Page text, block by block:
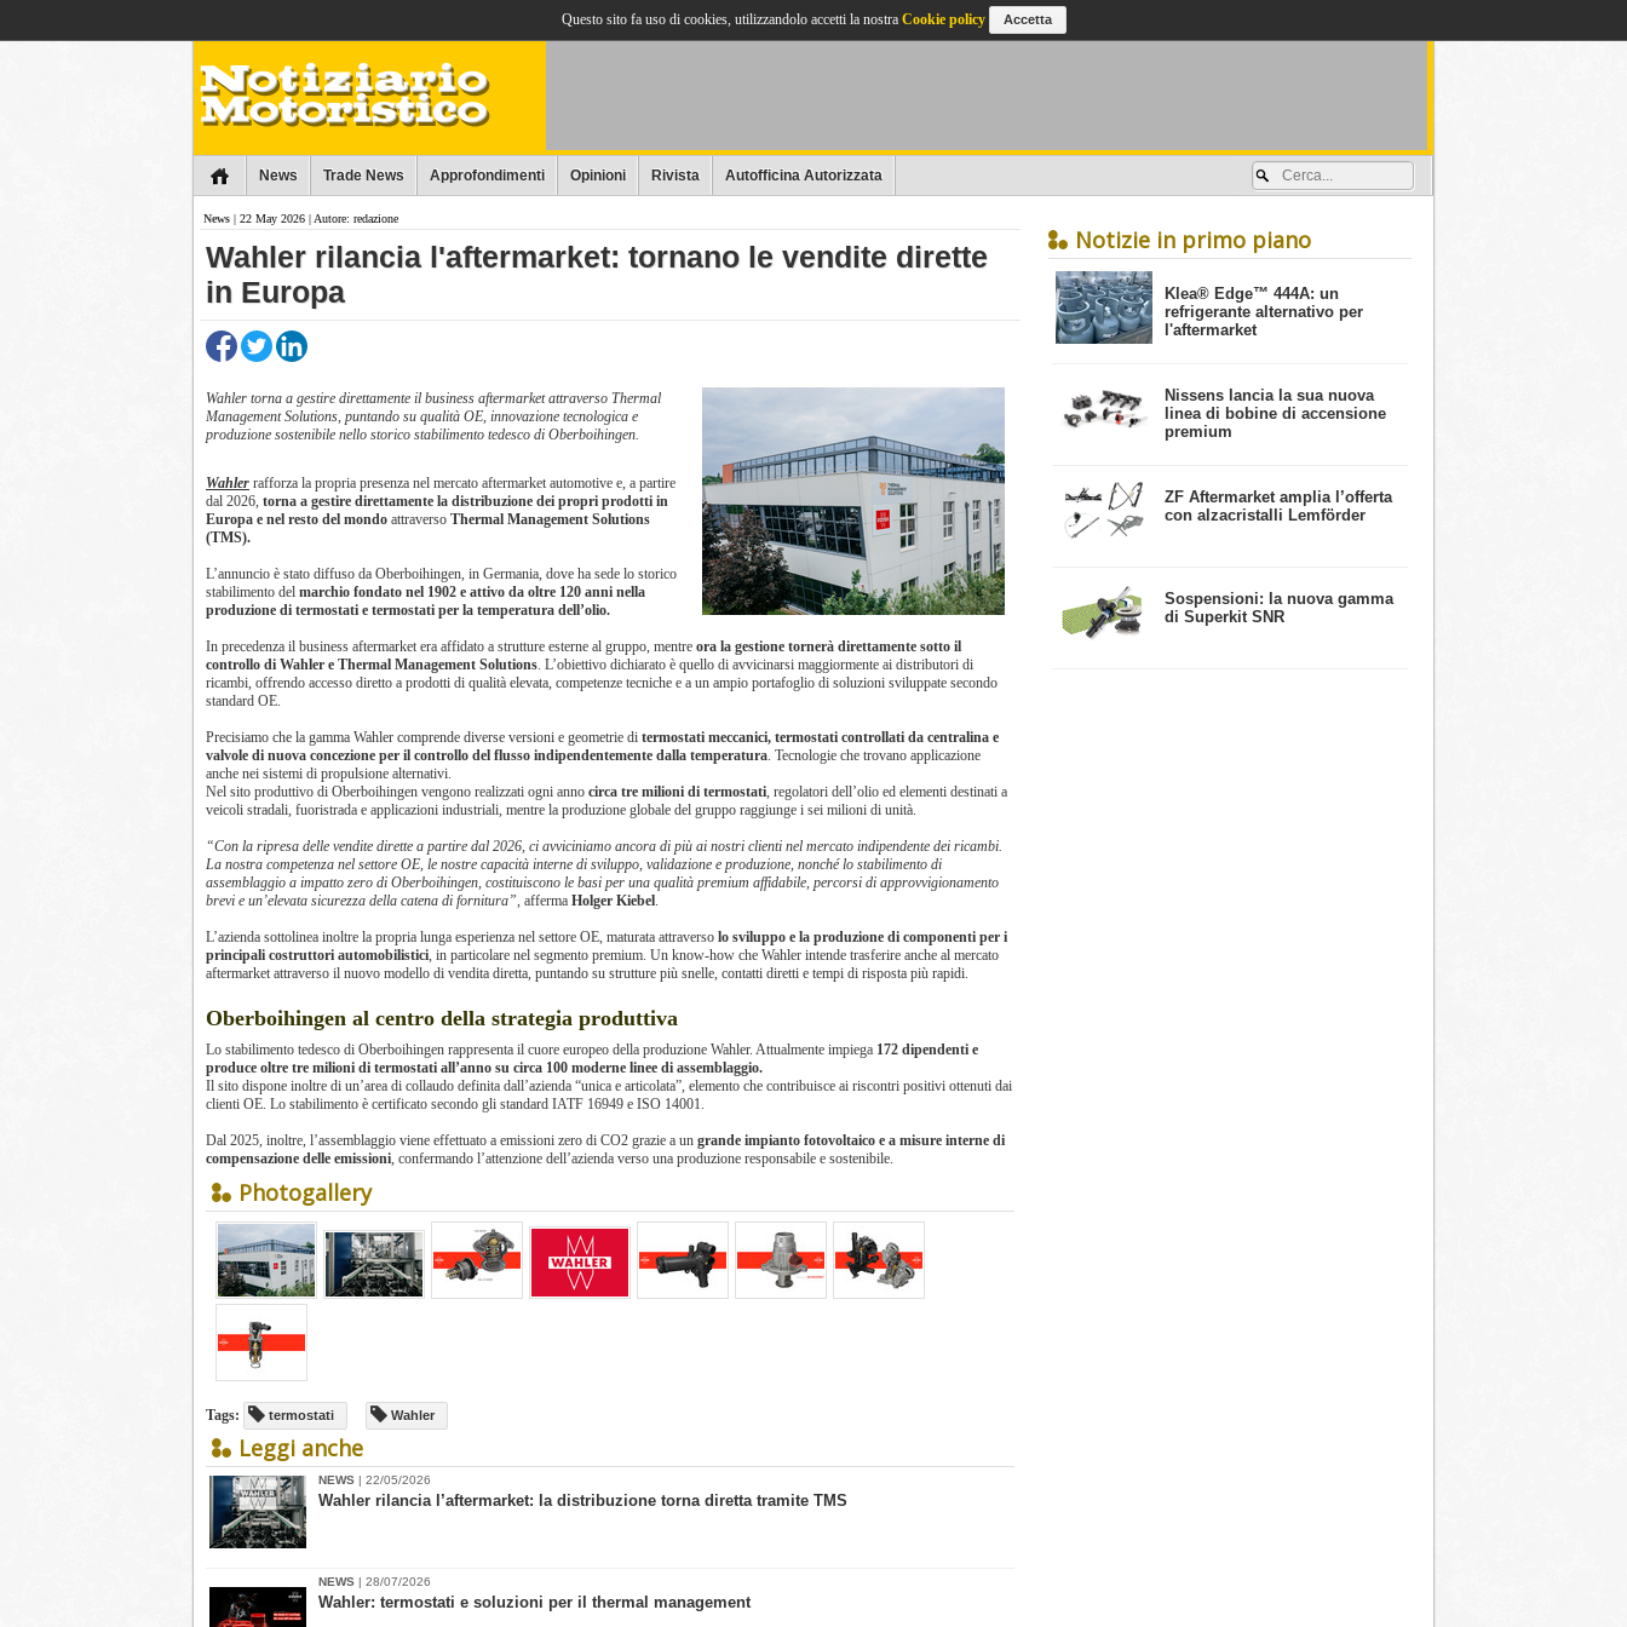
News Trade News Approfondimenti Opinioni Rivista Autofficina Autorizzata
Notizie in primo piano
​Klea® Edge™ 444A: un
refrigerante alternativo per
l'aftermarket
Nissens lancia la sua nuova
linea di bobine di accensione
premium
ZF Aftermarket amplia l’offerta
con alzacristalli Lemförder
​Sospensioni: la nuova gamma
di Superkit SNR
News | 22 May 2026 | Autore: redazione
​Wahler rilancia l'aftermarket: tornano le vendite dirette
in Europa
Wahler torna a gestire direttamente il business aftermarket attraverso Thermal
Management Solutions, puntando su qualità OE, innovazione tecnologica e
produzione sostenibile nello storico stabilimento tedesco di Oberboihingen.
Wahler rafforza la propria presenza nel mercato aftermarket automotive e, a partire
dal 2026, torna a gestire direttamente la distribuzione dei propri prodotti in
Europa e nel resto del mondo attraverso Thermal Management Solutions
(TMS).
L’annuncio è stato diffuso da Oberboihingen, in Germania, dove ha sede lo storico
stabilimento del marchio fondato nel 1902 e attivo da oltre 120 anni nella
produzione di termostati e termostati per la temperatura dell’olio.
In precedenza il business aftermarket era affidato a strutture esterne al gruppo, mentre ora la gestione tornerà direttamente sotto il
controllo di Wahler e Thermal Management Solutions. L’obiettivo dichiarato è quello di avvicinarsi maggiormente ai distributori di
ricambi, offrendo accesso diretto a prodotti di qualità elevata, competenze tecniche e a un ampio portafoglio di soluzioni sviluppate secondo
standard OE.
Precisiamo che la gamma Wahler comprende diverse versioni e geometrie di termostati meccanici, termostati controllati da centralina e
valvole di nuova concezione per il controllo del flusso indipendentemente dalla temperatura. Tecnologie che trovano applicazione
anche nei sistemi di propulsione alternativi.
Nel sito produttivo di Oberboihingen vengono realizzati ogni anno circa tre milioni di termostati, regolatori dell’olio ed elementi destinati a
veicoli stradali, fuoristrada e applicazioni industriali, mentre la produzione globale del gruppo raggiunge i sei milioni di unità.
“Con la ripresa delle vendite dirette a partire dal 2026, ci avviciniamo ancora di più ai nostri clienti nel mercato indipendente dei ricambi.
La nostra competenza nel settore OE, le nostre capacità interne di sviluppo, validazione e produzione, nonché lo stabilimento di
assemblaggio a impatto zero di Oberboihingen, costituiscono le basi per una qualità premium affidabile, percorsi di approvvigionamento
brevi e un’elevata sicurezza della catena di fornitura”, afferma Holger Kiebel.
L’azienda sottolinea inoltre la propria lunga esperienza nel settore OE, maturata attraverso lo sviluppo e la produzione di componenti per i
principali costruttori automobilistici, in particolare nel segmento premium. Un know-how che Wahler intende trasferire anche al mercato
aftermarket attraverso il nuovo modello di vendita diretta, puntando su strutture più snelle, contatti diretti e tempi di risposta più rapidi.
Oberboihingen al centro della strategia produttiva
Lo stabilimento tedesco di Oberboihingen rappresenta il cuore europeo della produzione Wahler. Attualmente impiega 172 dipendenti e
produce oltre tre milioni di termostati all’anno su circa 100 moderne linee di assemblaggio.
Il sito dispone inoltre di un’area di collaudo definita dall’azienda “unica e articolata”, elemento che contribuisce ai riscontri positivi ottenuti dai
clienti OE. Lo stabilimento è certificato secondo gli standard IATF 16949 e ISO 14001.
Dal 2025, inoltre, l’assemblaggio viene effettuato a emissioni zero di CO2 grazie a un grande impianto fotovoltaico e a misure interne di
compensazione delle emissioni, confermando l’attenzione dell’azienda verso una produzione responsabile e sostenibile.
Photogallery
Tags: termostati Wahler
Leggi anche
NEWS | 22/05/2026
Wahler rilancia l’aftermarket: la distribuzione torna diretta tramite TMS
NEWS | 28/07/2026
Wahler: termostati e soluzioni per il thermal management
Questo sito fa uso di cookies, utilizzandolo accetti la nostra Cookie policy Accetta